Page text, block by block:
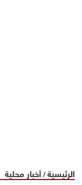
الرئيسية/أخبار محلية